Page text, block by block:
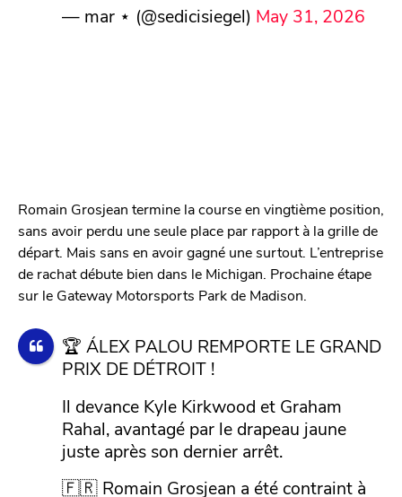
— mar ⋆ (@sedicisiegel) May 31, 2026
Romain Grosjean termine la course en vingtième position,
sans avoir perdu une seule place par rapport à la grille de
départ. Mais sans en avoir gagné une surtout. L’entreprise
de rachat débute bien dans le Michigan. Prochaine étape
sur le Gateway Motorsports Park de Madison.
🏆 ÁLEX PALOU REMPORTE LE GRAND
PRIX DE DÉTROIT !
Il devance Kyle Kirkwood et Graham
Rahal, avantagé par le drapeau jaune
juste après son dernier arrêt.
🇫🇷 Romain Grosjean a été contraint à